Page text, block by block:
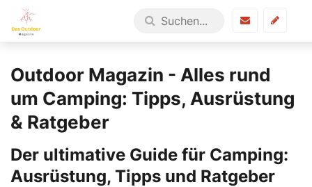
Outdoor Magazin - Alles rund
um Camping: Tipps, Ausrüstung
& Ratgeber
Der ultimative Guide für Camping:
Ausrüstung, Tipps und Ratgeber